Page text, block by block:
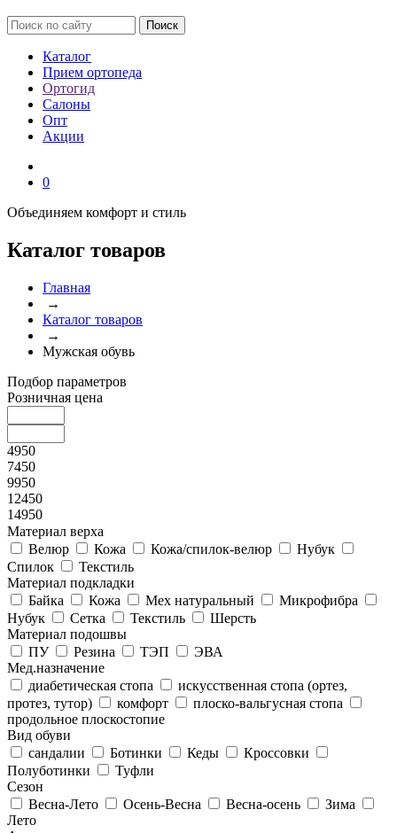
Каталог
Прием ортопеда
Ортогид
Салоны
Опт
Акции
0
Объединяем комфорт и стиль
Каталог товаров
Главная
→
Каталог товаров
→
Мужская обувь
Подбор параметров
Розничная цена
4950
7450
9950
12450
14950
Материал верха
Велюр
Кожа Кожа/спилок-велюр
Нубук
Спилок
Текстиль
Материал подкладки
Байка
Кожа Мех натуральный
Микрофибра
Нубук
Сетка Текстиль
Шерсть
Материал подошвы
ПУ
Резина ТЭП
ЭВА
Мед.назначение
диабетическая стопа
искусственная стопа (ортез,
протез, тутор)
комфорт
плоско-вальгусная стопа
продольное плоскостопие
Вид обуви
сандалии
Ботинки Кеды
Кроссовки
Полуботинки
Туфли
Сезон
Весна-Лето
Осень-Весна Весна-осень
Зима
Лето